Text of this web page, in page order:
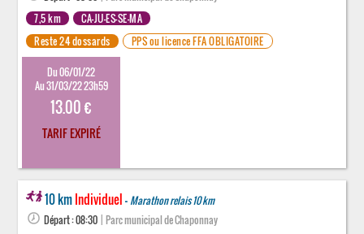
7,5 km
CA-JU-ES-SE-MA
Reste 24 dossards
PPS ou licence FFA OBLIGATOIRE
Du 06/01/22
Au 31/03/22 23h59
13.00 €
TARIF EXPIRÉ
10 kmIndividuel- Marathon relais 10 km
Départ : 08:30 | Parc municipal de Chaponnay